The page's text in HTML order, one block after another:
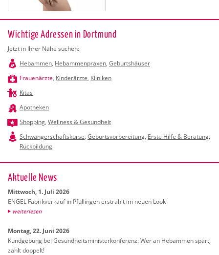
Wichtige Adressen in Dortmund
Jetzt in Ihrer Nähe suchen:
Hebammen, Hebammenpraxen, Geburtshäuser
Frauenärzte, Kinderärzte, Kliniken
Kitas
Apotheken
Shopping, Wellness & Gesundheit
Schwangerschaftskurse, Geburtsvorbereitung, Erste Hilfe & Beratung,
Rückbildung
Ak­tu­el­le News
Mitt­woch, 1. Juli 2026
ENGEL Fa­brik­ver­kauf in Pful­lin­gen er­strahlt im neuen Look
wei­ter­le­sen
Mon­tag, 22. Juni 2026
Kund­ge­bung bei Ge­sund­heits­mi­nis­ter­kon­fe­renz: Wer an Heb­am­men spart,
zahlt dop­pelt!